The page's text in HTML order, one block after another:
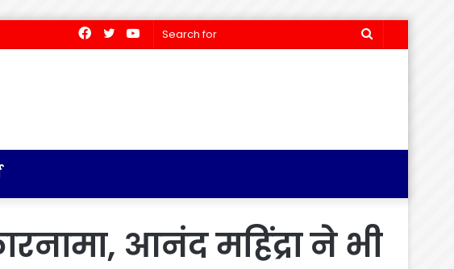
Search
YouTube
Twitter
Facebook
आनंद महिंद्रा ने भी